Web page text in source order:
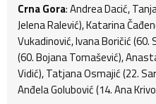
Crna Gora: Andrea Dacić,
Jelena Ralević), Katarina
Vukadinović, Ivana Boričić (60.
(60. Bojana Tomašević),
Vidić), Tatjana Osmajić (22.
Anđela Golubović (14. Ana